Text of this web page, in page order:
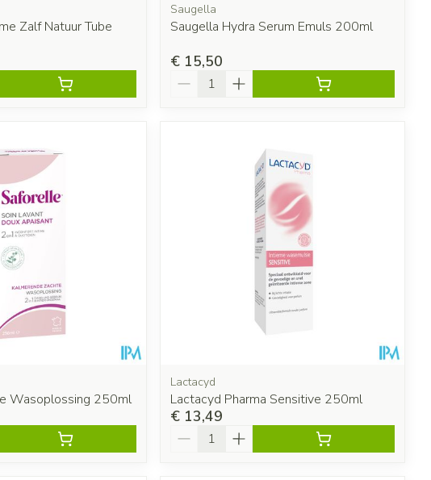
Zalf Natuur Tube
Saugella
Saugella Hydra Serum Emuls 200ml
€ 15,50
Aantal
Wasoplossing 250ml
Lactacyd
Lactacyd Pharma Sensitive 250ml
€ 13,49
Aantal